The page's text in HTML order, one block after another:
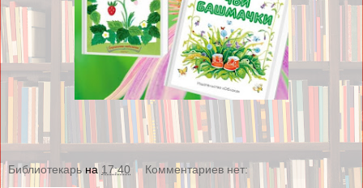
Библиотекарь на 17:40 Комментариев нет: